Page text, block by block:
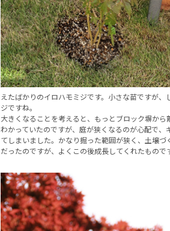
えたばかりのイロハモミジです。小さな苗ですが、
ジですね。
大きくなることを考えると、もっとブロック塀から
わかっていたのですが、庭が狭くなるのが心配で、
てしまいました。かなり掘った範囲が狭く、土壌づ
だったのですが、よくこの後成長してくれたもので